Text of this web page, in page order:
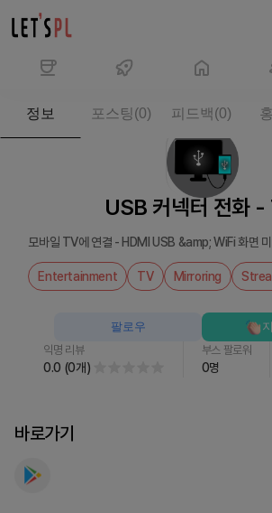
서
USB 커넥터 전화
모바일 TV에 연결 - HDMI USB &amp; WiFi 화면
Entertainment TV Mirroring
익명 리뷰
0.0 (0개)
부스 팔로워
0명
팔로우
정보 포스팅(0) 피드백 (0)
바로가기